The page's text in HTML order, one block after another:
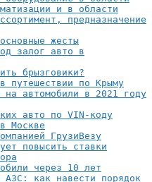
и в области
предназначение
жесты
залог авто в
брызговики?
путешествии по Крыму
автомобили в 2021 году
авто по VIN-коду
Москве
ГрузиВезу
повысить ставки
через 10 лет
АЗС: как навести порядок